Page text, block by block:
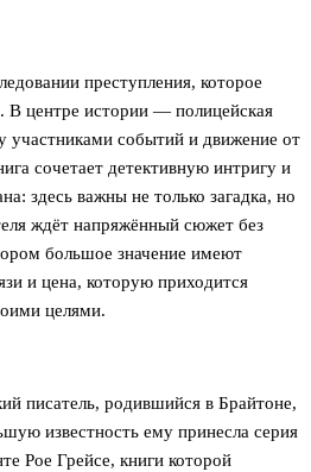
преступления, которое
В центре истории — полицейская
участниками событий и движение от
сочетает детективную интригу и
здесь важны не только загадка, но
ждёт напряжённый сюжет без
большое значение имеют
и цена, которую приходится
целями.
писатель, родившийся в Брайтоне,
известность ему принесла серия
Рое Грейсе, книги которой